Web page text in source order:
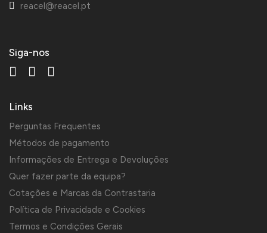
reacel@reacel.pt
Siga-nos
Links
Perguntas Frequentes
Métodos de pagamento
Informações de Entrega e Devoluções
Quer fazer parte da equipa?
Cotações e Marcas da Contrastaria
Política de Privacidade e Cookies
Termos e Condições Gerais